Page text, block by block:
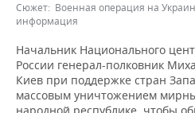
ДЕКЛАРАЦИИ О ДОХОДАХ
КОРОЛИ ГОСЗАКАЗА ПФО
ВУЗЫ ТАТАРСТАНА
НОВОСТИ ЭКОНОМИКИ
ФИНАНСЫ
БАНКИ
ПРОМЫШЛЕННОСТЬ
НОВОСТИ
ПРОМЫШЛЕННОСТИ
АГРОПРОМ
НЕДВИЖИМОСТЬ
НОВОСТИ НЕДВИЖИМОСТИ
АВТО
Сюжет: Военная операция на
информация
Начальник Национального
России генерал-полковник
Киев при поддержке стран
массовым уничтожением